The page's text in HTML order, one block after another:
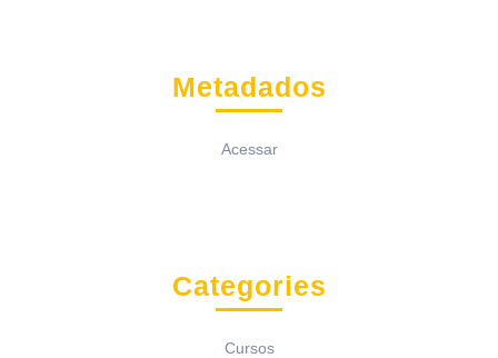
Metadados
Acessar
Categories
Cursos